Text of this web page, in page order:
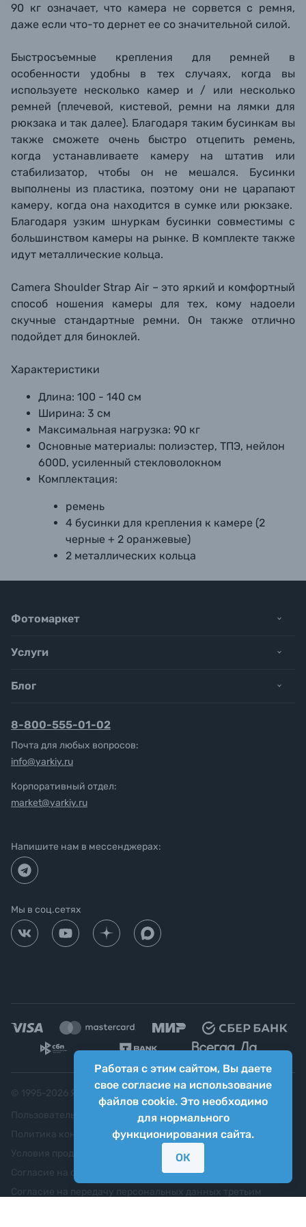
90 кг означает, что камера не сорвется с ремня,
даже если что-то дернет ее со значительной силой.
Быстросъемные крепления для ремней в
особенности удобны в тех случаях, когда вы
используете несколько камер и / или несколько
ремней (плечевой, кистевой, ремни на лямки для
рюкзака и так далее). Благодаря таким бусинкам вы
также сможете очень быстро отцепить ремень,
когда устанавливаете камеру на штатив или
стабилизатор, чтобы он не мешался. Бусинки
выполнены из пластика, поэтому они не царапают
камеру, когда она находится в сумке или рюкзаке.
Благодаря узким шнуркам бусинки совместимы с
большинством камеры на рынке. В комплекте также
идут металлические кольца.
Camera Shoulder Strap Air – это яркий и комфортный
способ ношения камеры для тех, кому надоели
скучные стандартные ремни. Он также отлично
подойдет для биноклей.
Характеристики
Длина: 100 - 140 см
Ширина: 3 см
Максимальная нагрузка: 90 кг
Основные материалы: полиэстер, ТПЭ, нейлон
600D, усиленный стекловолокном
Комплектация:
ремень
4 бусинки для крепления к камере (2
черные + 2 оранжевые)
2 металлических кольца
Работая с этим сайтом, Вы даете
свое согласие на использование
файлов cookie. Это необходимо
для нормального
функционирования сайта.
ОК
Фотомаркет
Услуги
Блог
8-800-555-01-02
Почта для любых вопросов:
info@yarkiy.ru
Корпоративный отдел:
market@yarkiy.ru
Напишите нам в мессенджерах:
Мы в соц.сетях
Яркий фотомаркет ("Яркий Мир")
Пользовательское соглашение
Политика конфиденциальности
Согласие на обработку персональных данных
Согласие на передачу персональных данных третьим